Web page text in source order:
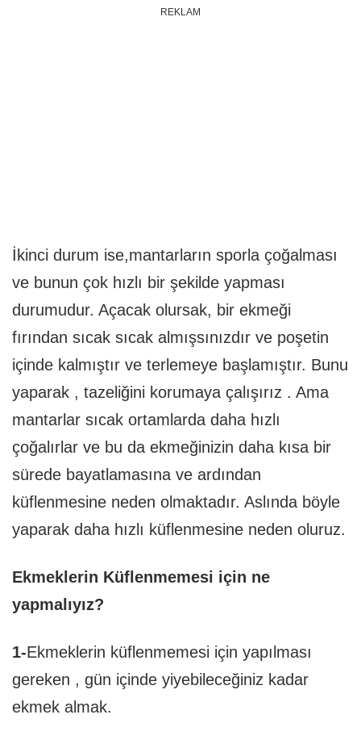
REKLAM
İkinci durum ise,mantarların sporla çoğalması
ve bunun çok hızlı bir şekilde yapması
durumudur. Açacak olursak, bir ekmeği
fırından sıcak sıcak almışsınızdır ve poşetin
içinde kalmıştır ve terlemeye başlamıştır. Bunu
yaparak , tazeliğini korumaya çalışırız . Ama
mantarlar sıcak ortamlarda daha hızlı
çoğalırlar ve bu da ekmeğinizin daha kısa bir
sürede bayatlamasına ve ardından
küflenmesine neden olmaktadır. Aslında böyle
yaparak daha hızlı küflenmesine neden oluruz.
Ekmeklerin Küflenmemesi için ne
yapmalıyız?
1-Ekmeklerin küflenmemesi için yapılması
gereken , gün içinde yiyebileceğiniz kadar
ekmek almak.